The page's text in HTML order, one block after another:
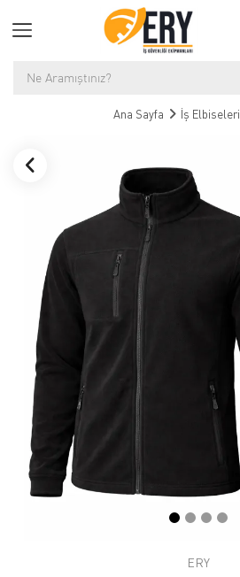
Ana Sayfa İş Elbiseleri
ERY